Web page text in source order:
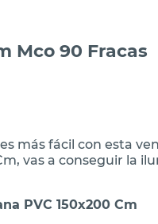
Mco 90 Fracas
más fácil con esta
vas a conseguir la
PVC 150x200 Cm